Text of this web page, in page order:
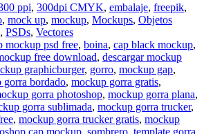
ppi, 300dpi CMYK, embalaje, freepik,
, mock up, mockup, Mockups, Objetos
, PSDs, Vectores
mockup psd free, boina, cap black mockup,
free download, descargar mockup
graphicburger, gorro, mockup gap,
gorra bordado, mockup gorra gratis,
gorra photoshop, mockup gorra plana,
gorra sublimada, mockup gorra trucker,
, mockup gorra trucker gratis, mockup
cap mockup, sombrero, template gorra,